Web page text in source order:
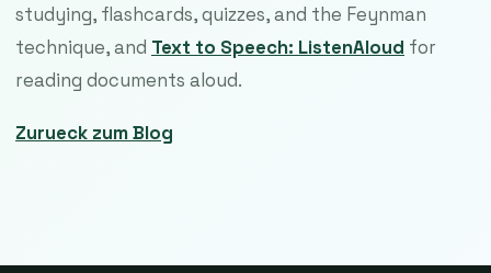
studying, flashcards, quizzes, and the Feynman
technique, and Text to Speech: ListenAloud for
reading documents aloud.
Zurueck zum Blog